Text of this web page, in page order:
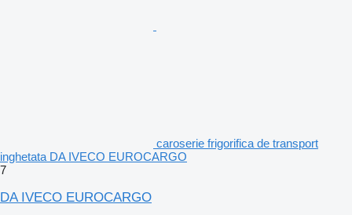
caroserie frigorifica de transport
inghetata DA IVECO EUROCARGO
7
DA IVECO EUROCARGO